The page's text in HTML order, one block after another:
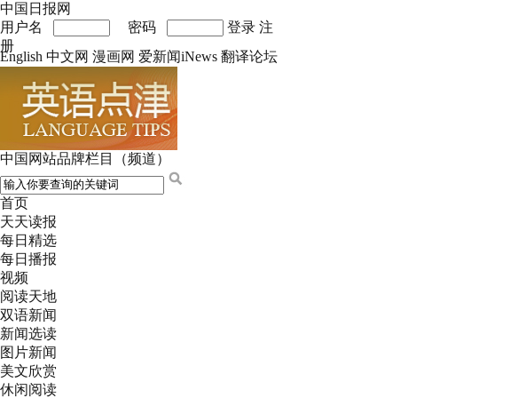
中国日报网
用户名
密码 登录 注
册
English 中文网 漫画网 爱新闻iNews 翻译论坛
中国网站品牌栏目（频道）
首页
天天读报
每日精选
每日播报
视频
阅读天地
双语新闻
新闻选读
图片新闻
美文欣赏
休闲阅读